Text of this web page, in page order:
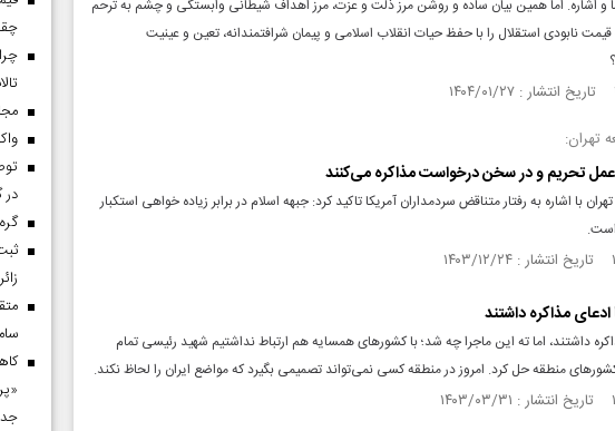
و اشاره. اما همین بیان ساده و روشن مرز ذلت و عزت، مرز اهداف شیطانی وابستگی و چشم به ترحم
نابودی استقلال را با حفظ حیات انقلاب اسلامی و پیمان شرافتمندانه، تعین و عینیت
تهران:
عمل تحریم و در سخن درخواست مذاکره می‌کنند
با اشاره به رفتار متناقض سردمداران آمریکا تاکید کرد: جبهه اسلام در برابر زیاده خواهی استکبار
است.
ادعای مذاکره داشتند
داشتند، اما ته این ماجرا چه شد؛ با کشورهای همسایه هم ارتباط نداشتیم شهید ‌رئیسی تمام
منطقه حل کرد. امروز در منطقه کسی نمی‌تواند تصمیمی بگیرد که مواضع ایران را لحاظ نکند.
در
گره